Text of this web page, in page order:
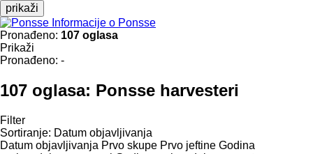
prikaži
Informacije o Ponsse
Pronađeno: 107 oglasa
Prikaži
Pronađeno: -
107 oglasa: Ponsse harvesteri
Filter
Sortiranje: Datum objavljivanja
Datum objavljivanja Prvo skupe Prvo jeftine Godina